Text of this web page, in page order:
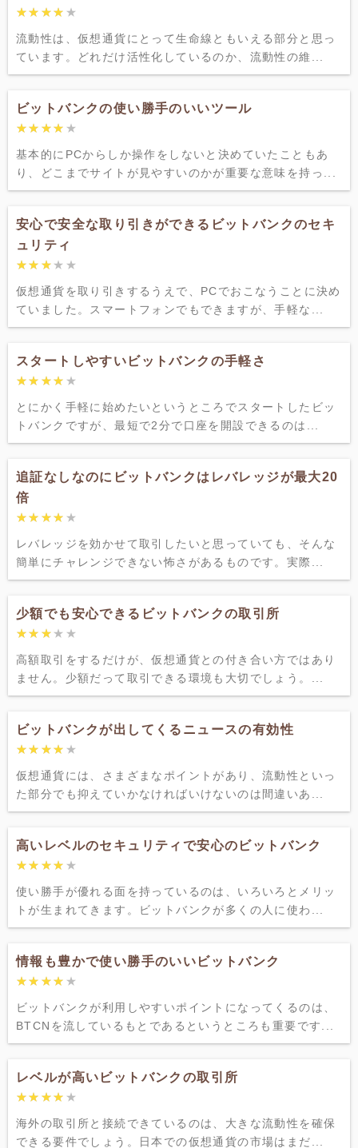
★★★★★
★★★★★
流動性は、仮想通貨にとって生命線ともいえる部分と思っ
ています。どれだけ活性化しているのか、流動性の維...
ビットバンクの使い勝手のいいツール
★★★★★
★★★★★
基本的にPCからしか操作をしないと決めていたこともあ
り、どこまでサイトが見やすいのかが重要な意味を持っ...
安心で安全な取り引きができるビットバンクのセキ
ュリティ
★★★★★
★★★★★
仮想通貨を取り引きするうえで、PCでおこなうことに決め
ていました。スマートフォンでもできますが、手軽な...
スタートしやすいビットバンクの手軽さ
★★★★★
★★★★★
とにかく手軽に始めたいというところでスタートしたビッ
トバンクですが、最短で2分で口座を開設できるのは...
追証なしなのにビットバンクはレバレッジが最大20
倍
★★★★★
★★★★★
レバレッジを効かせて取引したいと思っていても、そんな
簡単にチャレンジできない怖さがあるものです。実際...
少額でも安心できるビットバンクの取引所
★★★★★
★★★★★
高額取引をするだけが、仮想通貨との付き合い方ではあり
ません。少額だって取引できる環境も大切でしょう。...
ビットバンクが出してくるニュースの有効性
★★★★★
★★★★★
仮想通貨には、さまざまなポイントがあり、流動性といっ
た部分でも抑えていかなければいけないのは間違いあ...
高いレベルのセキュリティで安心のビットバンク
★★★★★
★★★★★
使い勝手が優れる面を持っているのは、いろいろとメリッ
トが生まれてきます。ビットバンクが多くの人に使わ...
情報も豊かで使い勝手のいいビットバンク
★★★★★
★★★★★
ビットバンクが利用しやすいポイントになってくるのは、
BTCNを流しているもとであるというところも重要です...
レベルが高いビットバンクの取引所
★★★★★
★★★★★
海外の取引所と接続できているのは、大きな流動性を確保
できる要件でしょう。日本での仮想通貨の市場はまだ...